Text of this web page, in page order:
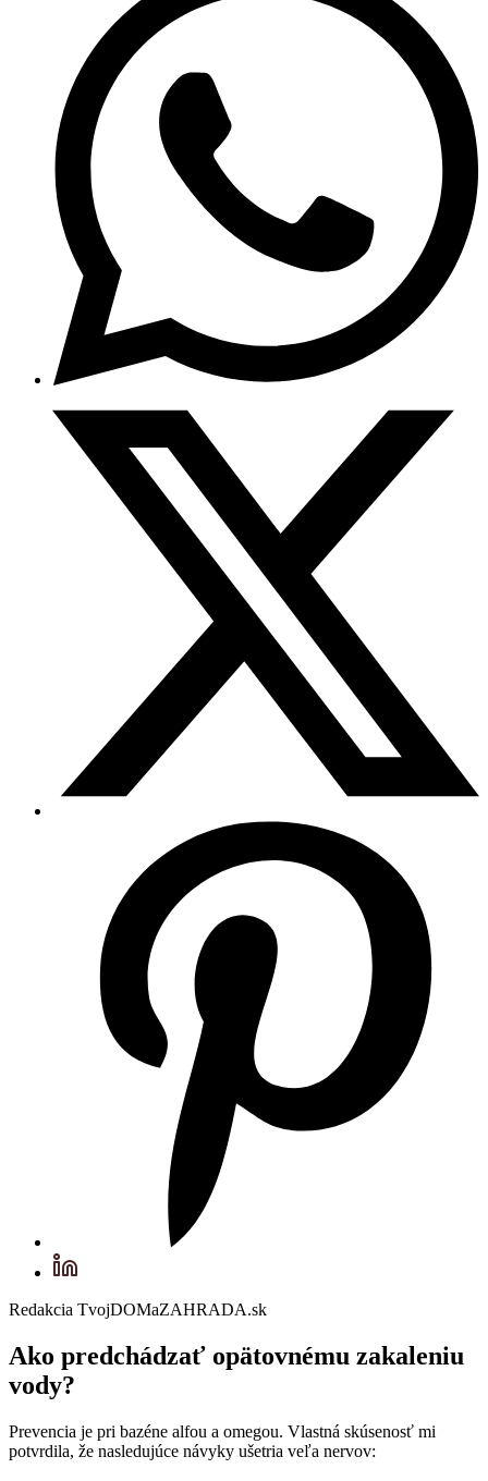
Redakcia TvojDOMaZAHRADA.sk
Ako predchádzať opätovnému zakaleniu
vody?
Prevencia je pri bazéne alfou a omegou. Vlastná skúsenosť mi
potvrdila, že nasledujúce návyky ušetria veľa nervov: